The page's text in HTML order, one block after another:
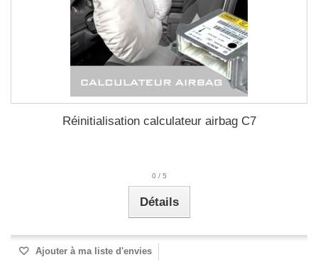
Réinitialisation calculateur airbag C7
0 / 5
Détails
Ajouter à ma liste d'envies